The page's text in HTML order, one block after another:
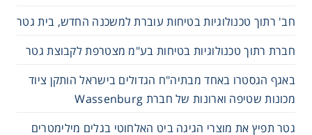
חב' רתוך טכנולוגיות בטיחות עוברת למשכנה החדש, בית גטר
חברת רתוך טכנולוגיות בטיחות בע"מ מצטרפת לקבוצת גטר
באגף הגסטרו באחד מבתיה"ח הגדולים בישראל הותקן ציוד
מכונות שטיפה וארונות של חברת Wassenburg
גטר תפיץ את מוצרי הגיגה ביט האלחוטי בגלים מילימטרים